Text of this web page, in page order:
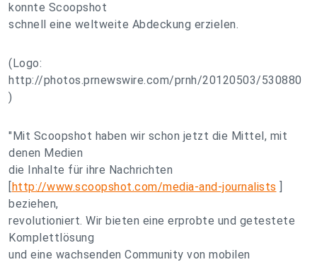
konnte Scoopshot
schnell eine weltweite Abdeckung erzielen.
(Logo:
http://photos.prnewswire.com/prnh/20120503/530880
)
"Mit Scoopshot haben wir schon jetzt die Mittel, mit
denen Medien
die Inhalte für ihre Nachrichten
[http://www.scoopshot.com/media-and-journalists ]
beziehen,
revolutioniert. Wir bieten eine erprobte und getestete
Komplettlösung
und eine wachsenden Community von mobilen